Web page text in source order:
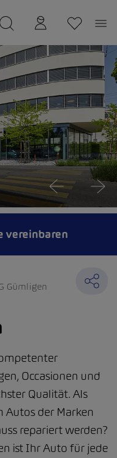
gespeichert.
Gümligen
Occasionen und
Qualität. Als
der Marken
repariert werden?
ist Ihr Auto für jede
vereinbaren